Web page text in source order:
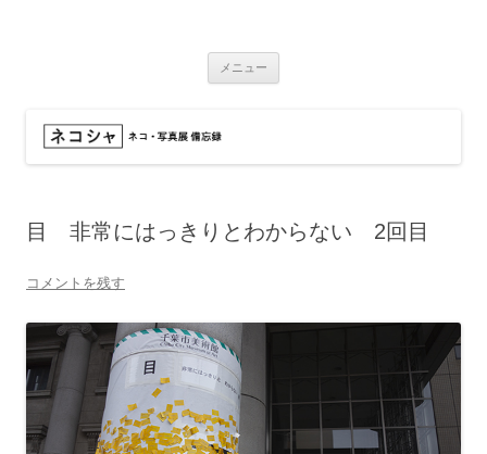
メニュー
目 非常にはっきりとわからない 2回目
コメントを残す